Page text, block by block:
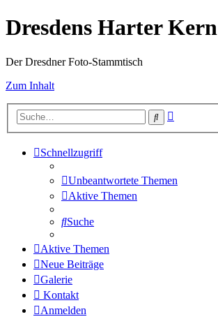
Dresdens Harter Kern
Der Dresdner Foto-Stammtisch
Zum Inhalt
Suche
Schnellzugriff
Unbeantwortete Themen
Aktive Themen
Suche
Aktive Themen
Neue Beiträge
Galerie
Kontakt
Anmelden